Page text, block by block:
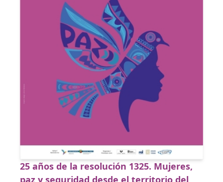
25 años de la resolución 1325. Mujeres,
paz y seguridad desde el territorio del